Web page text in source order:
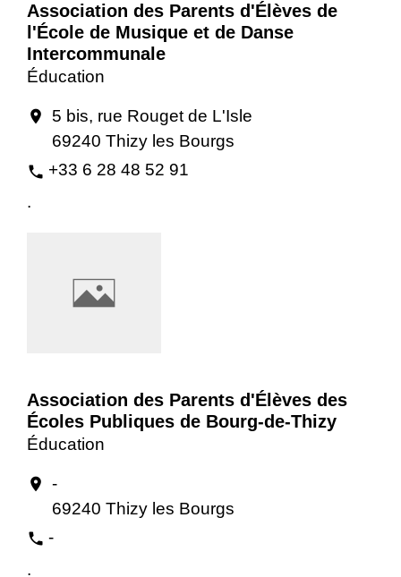
Association des Parents d'Élèves de
l'École de Musique et de Danse
Intercommunale
Éducation
location_on
5 bis, rue Rouget de L'Isle
69240 Thizy les Bourgs
phone +33 6 28 48 52 91
.
Association des Parents d'Élèves des
Écoles Publiques de Bourg-de-Thizy
Éducation
location_on -
69240 Thizy les Bourgs
phone -
.